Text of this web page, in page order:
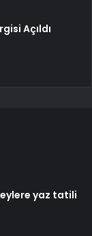
Açıldı
yaz tatili